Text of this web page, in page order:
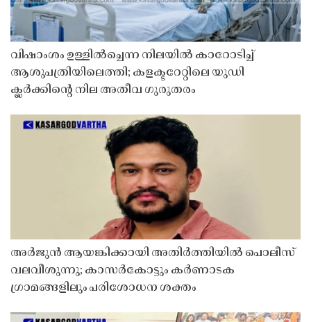
വിഷാംശം ഉള്ളിൽച്ചെന്ന നിലയിൽ കാറോടിച്ച്
ആശുപത്രിയിലെത്തി; കളക്ടറേറ്റിലെ യുഡി
ക്ലർക്കിൻ്റെ നില അതീവ ഗുരുതരം
അർജുൻ ആയങ്കിക്കായി അതിർത്തിയിൽ പൊലീസ്
വലവീശുന്നു; കാസർകോട്ടും കർണാടക
ഗ്രാമങ്ങളിലും പരിശോധന ശക്തം